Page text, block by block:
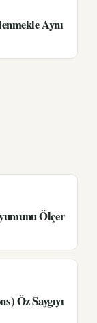
Aynı
Ölçer
Öz Saygıyı